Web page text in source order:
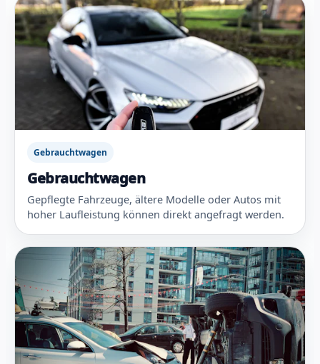
Gebrauchtwagen
Gebrauchtwagen
Gepflegte Fahrzeuge, ältere Modelle oder Autos mit
hoher Laufleistung können direkt angefragt werden.